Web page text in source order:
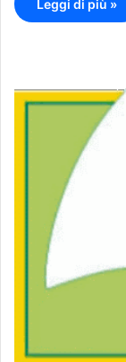
Leggi di più »